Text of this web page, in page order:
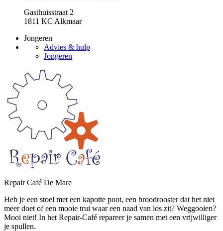
Gasthuisstraat 2
1811 KC Alkmaar
Jongeren
Advies & hulp
Jongeren
Repair Café De Mare
Heb je een stoel met een kapotte poot, een broodrooster dat het niet
meer doet of een mooie trui waar een naad van los zit? Weggooien?
Mooi niet! In het Repair-Café repareer je samen met een vrijwilliger
je spullen.